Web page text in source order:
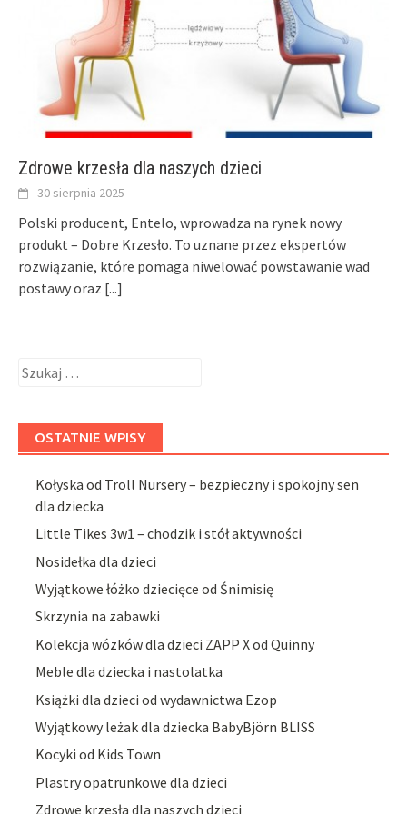
Zdrowe krzesła dla naszych dzieci
30 sierpnia 2025
Polski producent, Entelo, wprowadza na rynek nowy
produkt – Dobre Krzesło. To uznane przez ekspertów
rozwiązanie, które pomaga niwelować powstawanie wad
postawy oraz [...]
Szukaj:
OSTATNIE WPISY
Kołyska od Troll Nursery – bezpieczny i spokojny sen
dla dziecka
Little Tikes 3w1 – chodzik i stół aktywności
Nosidełka dla dzieci
Wyjątkowe łóżko dziecięce od Śnimisię
Skrzynia na zabawki
Kolekcja wózków dla dzieci ZAPP X od Quinny
Meble dla dziecka i nastolatka
Książki dla dzieci od wydawnictwa Ezop
Wyjątkowy leżak dla dziecka BabyBjörn BLISS
Kocyki od Kids Town
Plastry opatrunkowe dla dzieci
Zdrowe krzesła dla naszych dzieci